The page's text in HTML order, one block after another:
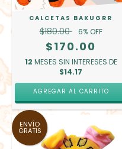
CALCETAS BAKUGRR
$180.00 6% OFF
$170.00
12 MESES SIN INTERESES DE
$14.17
AGREGAR AL CARRITO
ENVÍO
GRATIS